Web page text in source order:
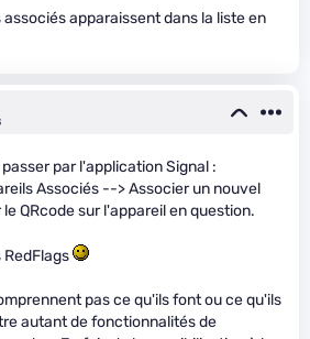
associés apparaissent dans la liste en
par l'application Signal :
Associés --> Associer un nouvel
QRcode sur l'appareil en question.
pas ce qu'ils font ou ce qu'ils
autant de fonctionnalités de